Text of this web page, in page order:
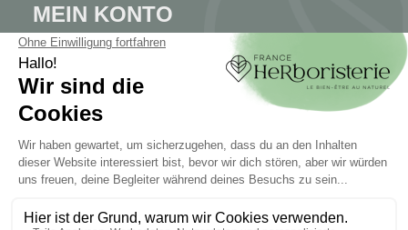
MEIN KONTO
Mein Konto
Authentifizierung
Seguimiento de pedidos
Kontaktieren Sie uns